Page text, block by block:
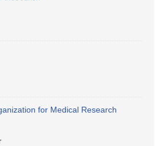
for Medical Research